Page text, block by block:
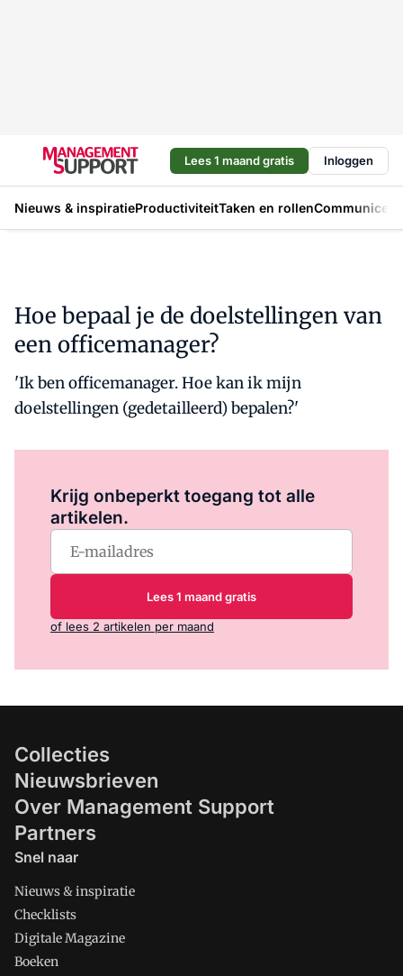
Lees 1 maand gratis Inloggen
Nieuws & inspiratieProductiviteitTaken en rollen
Hoe bepaal je de doelstellingen van
een officemanager?
'Ik ben officemanager. Hoe kan ik mijn
doelstellingen (gedetailleerd) bepalen?'
Krijg onbeperkt toegang tot alle
artikelen.
Lees 1 maand gratis
of lees 2 artikelen per maand
Collecties
Nieuwsbrieven
Over Management Support
Partners
Snel naar
Nieuws & inspiratie
Checklists
Digitale Magazine
Boeken